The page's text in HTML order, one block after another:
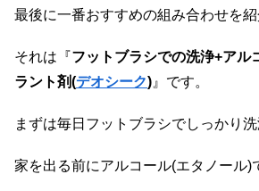
最後に一番おすすめの組み合わせを紹
それは『フットブラシでの洗浄+アル
ラント剤(デオシーク) 』です。
まずは毎日フットブラシでしっかり洗
家を出る前にアルコール(エタノール)